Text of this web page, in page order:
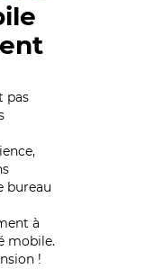
pas
bureau
à
mobile.
!